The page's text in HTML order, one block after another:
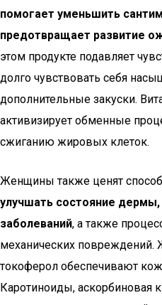
помогает уменьшить
предотвращает развитие
этом продукте подавляет
долго чувствовать себя
дополнительные закуски.
активизирует обменные
сжиганию жировых клеток.
Женщины также ценят
улучшать состояние
заболеваний, а также
механических
токоферол обеспечивают
Каротиноиды, аскорбиновая